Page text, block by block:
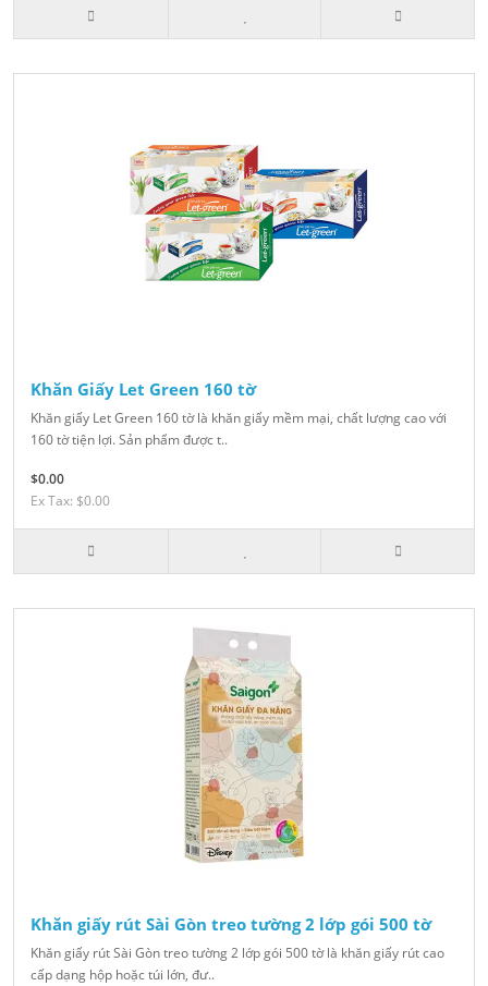
Khăn Giấy Let Green 160 tờ
Khăn giấy Let Green 160 tờ là khăn giấy mềm mại, chất lượng cao với
160 tờ tiện lợi. Sản phẩm được t..
$0.00
Ex Tax: $0.00
Khăn giấy rút Sài Gòn treo tường 2 lớp gói 500 tờ
Khăn giấy rút Sài Gòn treo tường 2 lớp gói 500 tờ là khăn giấy rút cao
cấp dạng hộp hoặc túi lớn, đư..